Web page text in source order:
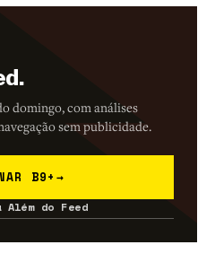
domingo, com análises
sem publicidade.
B9+ →
Além do Feed